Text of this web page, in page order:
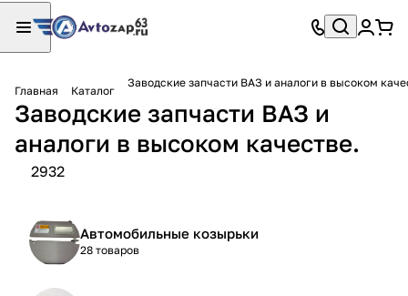
Главная Каталог
Заводские запчасти ВАЗ и аналоги в высоком
Заводские запчасти ВАЗ и
аналоги в высоком качестве.
2932
Автомобильные козырьки
28 товаров